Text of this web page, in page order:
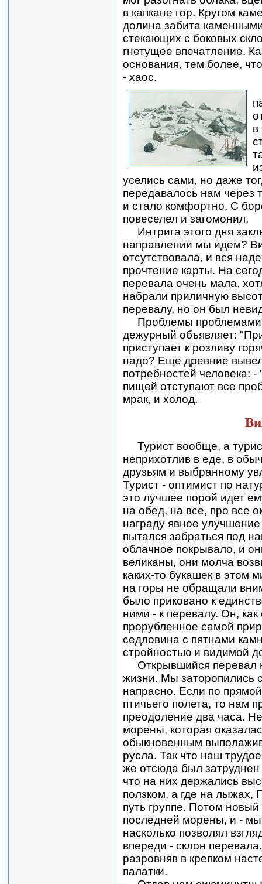
в капкане гор. Кругом
долина забита
стекающих с боковых
гнетущее впечатление.
основания, тем более,
- хаос.
в
уселись сами, но даже
передавалось нам через
и стало комфортно. С
повеселел и загомонил.
Интрига этого дня
направлении мы идем?
отсутствовала, и вся
прочтение карты. На
перевала очень мала,
набрали приличную
перевалу, но он был
Проблемы проблемами,
дежурный объявляет:
приступает к розливу
надо? Еще древние
потребностей человека:
пищей отступают все
мрак, и холод.
Турист вообще, а
неприхотлив в еде, в
друзьям и выбранному
Турист - оптимист по
это лучшее порой идет
на обед, на все, про все
награду явное
пытался забраться под
облачное покрывало, и
великаны, они молча
каких-то букашек в этом
на горы не обращали
было приковано к
ними - к перевалу. Он,
прорубленное самой
седловина с пятнами
стройностью и видимой
Открывшийся перевал
жизни. Мы заторопились
напрасно. Если по
птичьего полета, то нам
преодоление два часа.
морены, которая
обыкновенным
русла. Так что наш
же отсюда был
что на них держались
ползком, а где на лыжах,
путь группе. Потом
последней морены, и -
насколько позволял
впереди - склон
разровняв в крепком
палатки.